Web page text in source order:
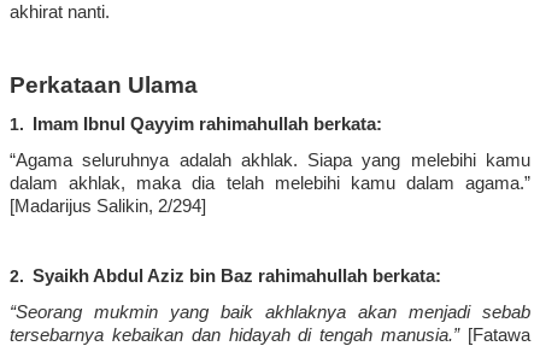
akhirat nanti.
Perkataan Ulama
1. Imam Ibnul Qayyim rahimahullah berkata:
“Agamaseluruhnya adalah akhlak. Siapa yang melebihi
kamu
dalam
akhlak, maka dia telah melebihi kamu dalam agama.”
[Madarijus Salikin, 2/294]
2. SyaikhAbdul Aziz bin Baz rahimahullah berkata:
“Seorang mukmin yang baik akhlaknya akan menjadi
sebab
tersebarnya kebaikandan hidayahditengah manusia.”[Fatawa